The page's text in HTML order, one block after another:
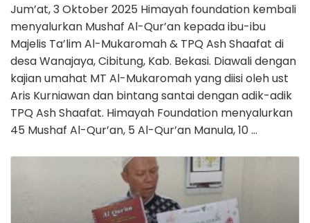
Jum’at, 3 Oktober 2025 Himayah foundation kembali
menyalurkan Mushaf Al-Qur’an kepada ibu-ibu
Majelis Ta’lim Al-Mukaromah & TPQ Ash Shaafat di
desa Wanajaya, Cibitung, Kab. Bekasi. Diawali dengan
kajian umahat MT Al-Mukaromah yang diisi oleh ust
Aris Kurniawan dan bintang santai dengan adik-adik
TPQ Ash Shaafat. Himayah Foundation menyalurkan
45 Mushaf Al-Qur’an, 5 Al-Qur’an Manula, 10 …